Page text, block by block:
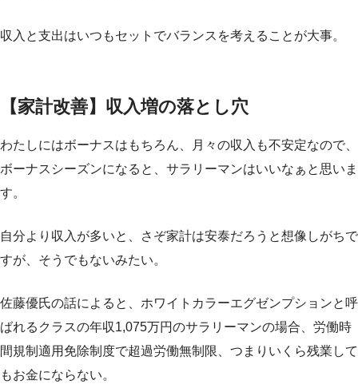
収入と支出はいつもセットでバランスを考えることが大事。
【家計改善】収入増の落とし穴
わたしにはボーナスはもちろん、月々の収入も不安定なので、
ボーナスシーズンになると、サラリーマンはいいなぁと思いま
す。
自分より収入が多いと、さぞ家計は安泰だろうと想像しがちで
すが、そうでもないみたい。
佐藤優氏の話によると、ホワイトカラーエグゼンプションと呼
ばれるクラスの年収1,075万円のサラリーマンの場合、労働時
間規制適用免除制度で超過労働無制限、つまりいくら残業して
もお金にならない。